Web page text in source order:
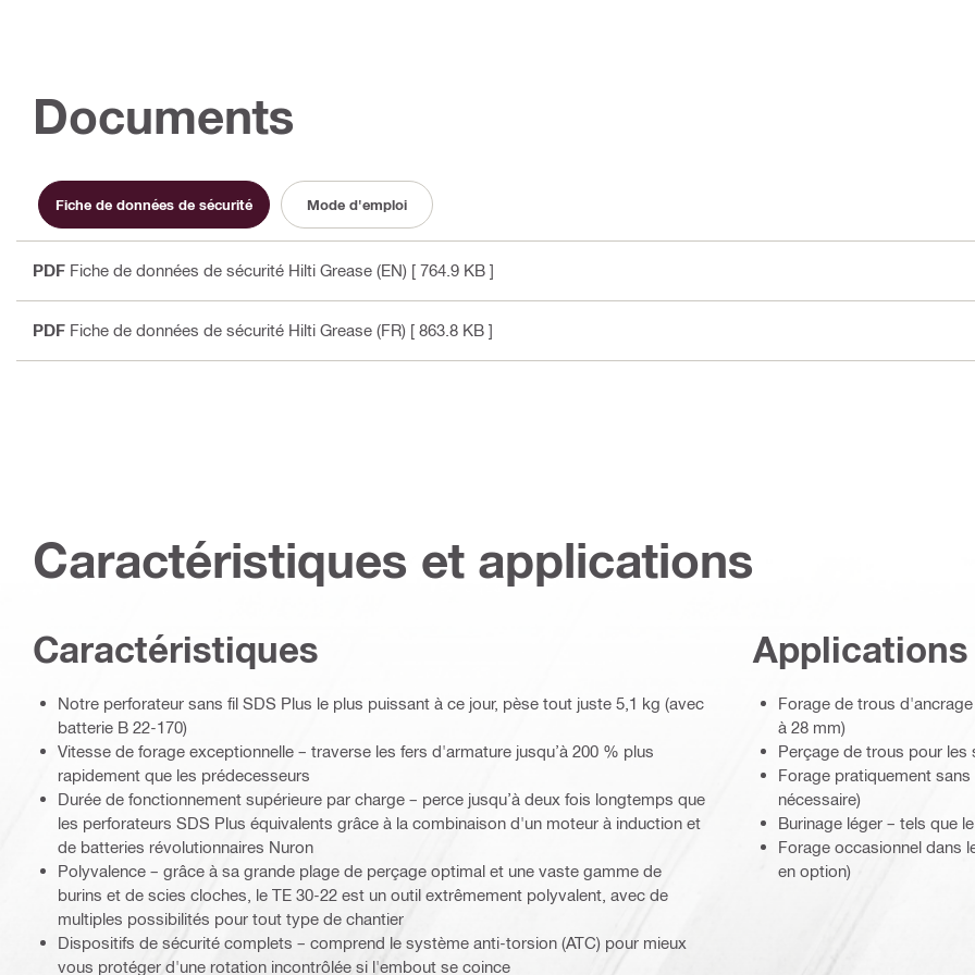
Documents
Fiche de données de sécurité Mode d'emploi
PDF Fiche de données de sécurité Hilti Grease (EN) [ 764.9 KB ]
PDF Fiche de données de sécurité Hilti Grease (FR) [ 863.8 KB ]
Caractéristiques et applications
Caractéristiques
Notre perforateur sans fil SDS Plus le plus puissant à ce jour, pèse tout juste 5,1 kg (avec
batterie B 22-170)
Vitesse de forage exceptionnelle – traverse les fers d'armature jusqu’à 200 % plus
rapidement que les prédecesseurs
Durée de fonctionnement supérieure par charge – perce jusqu’à deux fois longtemps que
les perforateurs SDS Plus équivalents grâce à la combinaison d'un moteur à induction et
de batteries révolutionnaires Nuron
Polyvalence – grâce à sa grande plage de perçage optimal et une vaste gamme de
burins et de scies cloches, le TE 30-22 est un outil extrêmement polyvalent, avec de
multiples possibilités pour tout type de chantier
Dispositifs de sécurité complets – comprend le système anti-torsion (ATC) pour mieux
vous protéger d'une rotation incontrôlée si l'embout se coince
Applications
Forage de trous
à 28 mm)
Perçage de trous pour
Forage pratiquement
nécessaire)
Burinage léger – tels que
Forage occasionnel dans
en option)